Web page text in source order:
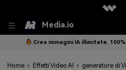
Media.io
Crea immagini IA illimitate.
Home › Effetti Video AI › generatore di